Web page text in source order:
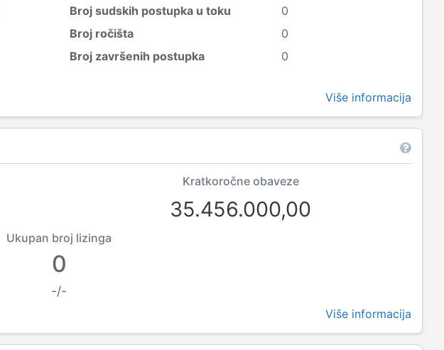
Broj sudskih postupka u toku
0
Broj ročišta
0
Broj završenih postupka
0
Više informacija
Kratkoročne obaveze
35.456.000,00
Ukupan broj lizinga
0
-/-
Više informacija